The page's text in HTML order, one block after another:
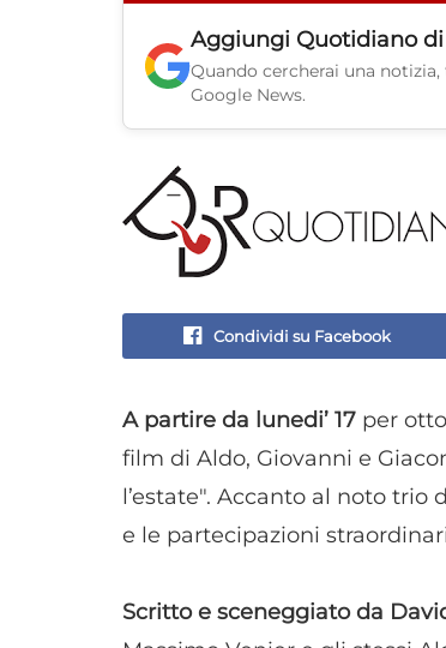
Aggiungi Quotidiano
Quando cercherai una
Google News.
Condividi su Facebook
A partire da lunedi’ 17 per
film di Aldo, Giovanni e
l’estate". Accanto al noto
e le partecipazioni
Scritto e sceneggiato da